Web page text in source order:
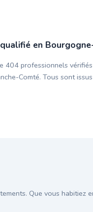
en
404 professionnels
Comté. Tous sont
Que vous habitiez